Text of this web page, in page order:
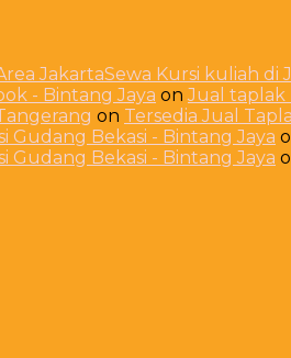
JakartaSewa Kursi kuliah di
- Bintang Jaya onJual taplak
on Tersedia Jual
Gudang Bekasi - Bintang Jaya
Gudang Bekasi - Bintang Jaya